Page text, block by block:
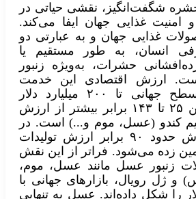
شگفت‌انگیز، نقشی حیاتی در
امنیت غذایی جهان ایفا می‌کند.
محصولات غذایی جهان و به عبارتی دو
انسان، به طور مستقیم یا
حشرات، به‌ویژه زنبور
ارزش اقتصادی این خدمت
اکوسیستمی در سطح جهانی تا ۲۰۰ میلیارد دلار
برآورد شده که بین ۲۵ تا ۱۴۳ برابر بیشتر از ارزش
کندو (عسل، موم و...) است. در
ایران نیز این ارزش حدود ۹۰ برابر ارزش تولیدات
زده می‌شود. فراتر از این نقش
زنبور عسل مانند عسل، موم،
و ژل رویال، بازارهای جهانی با
را شکل داده‌اند. عسل به تنهایی